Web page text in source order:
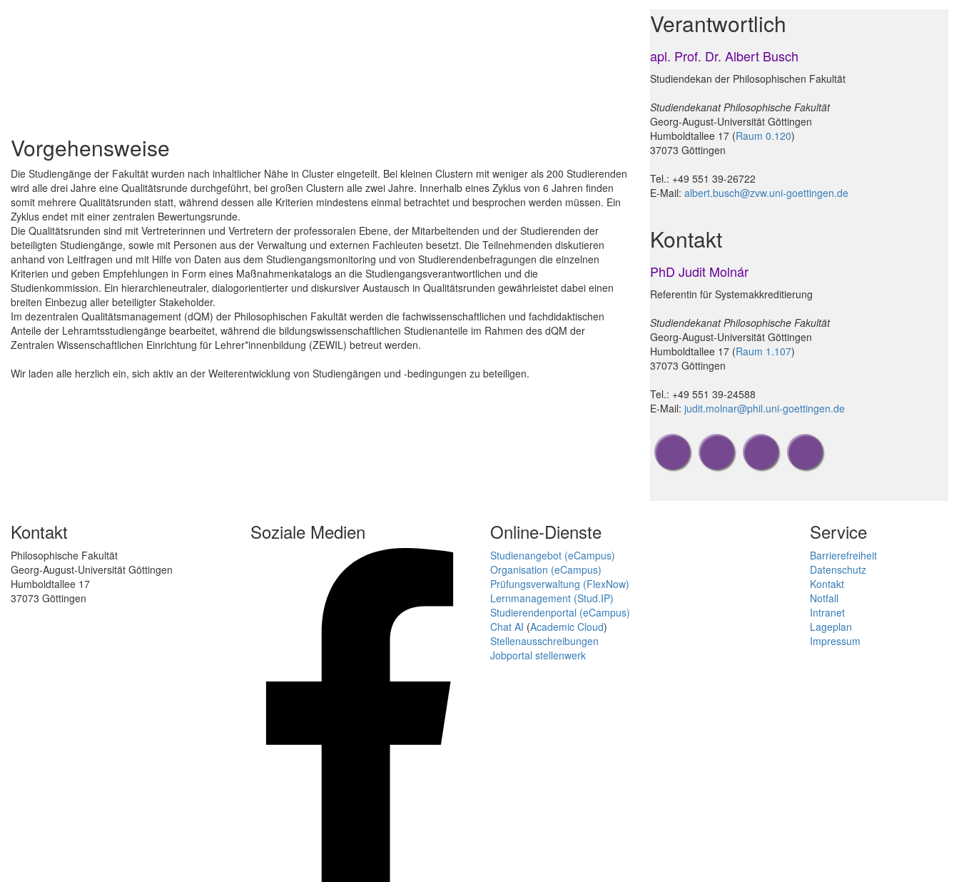
Vorgehensweise
Die Studiengänge der Fakultät wurden nach inhaltlicher Nähe in Cluster eingeteilt. Bei kleinen Clustern mit weniger als 200 Studierenden
wird alle drei Jahre eine Qualitätsrunde durchgeführt, bei großen Clustern alle zwei Jahre. Innerhalb eines Zyklus von 6 Jahren finden
somit mehrere Qualitätsrunden statt, während dessen alle Kriterien mindestens einmal betrachtet und besprochen werden müssen. Ein
Zyklus endet mit einer zentralen Bewertungsrunde.
Die Qualitätsrunden sind mit Vertreterinnen und Vertretern der professoralen Ebene, der Mitarbeitenden und der Studierenden der
beteiligten Studiengänge, sowie mit Personen aus der Verwaltung und externen Fachleuten besetzt. Die Teilnehmenden diskutieren
anhand von Leitfragen und mit Hilfe von Daten aus dem Studiengangsmonitoring und von Studierendenbefragungen die einzelnen
Kriterien und geben Empfehlungen in Form eines Maßnahmenkatalogs an die Studiengangsverantwortlichen und die
Studienkommission. Ein hierarchieneutraler, dialogorientierter und diskursiver Austausch in Qualitätsrunden gewährleistet dabei einen
breiten Einbezug aller beteiligter Stakeholder.
Im dezentralen Qualitätsmanagement (dQM) der Philosophischen Fakultät werden die fachwissenschaftlichen und fachdidaktischen
Anteile der Lehramtsstudiengänge bearbeitet, während die bildungswissenschaftlichen Studienanteile im Rahmen des dQM der
Zentralen Wissenschaftlichen Einrichtung für Lehrer*innenbildung (ZEWIL) betreut werden.
Wir laden alle herzlich ein, sich aktiv an der Weiterentwicklung von Studiengängen und -bedingungen zu beteiligen.
Verantwortlich
apl. Prof. Dr. Albert Busch
Studiendekan der Philosophischen Fakultät
Studiendekanat Philosophische Fakultät
Georg-August-Universität Göttingen
Humboldtallee 17 (Raum 0.120)
37073 Göttingen
Tel.: +49 551 39-26722
E-Mail: albert.busch@zvw.uni-goettingen.de
Kontakt
PhD Judit Molnár
Referentin für Systemakkreditierung
Studiendekanat Philosophische Fakultät
Georg-August-Universität Göttingen
Humboldtallee 17 (Raum 1.107)
37073 Göttingen
Tel.: +49 551 39-24588
E-Mail: judit.molnar@phil.uni-goettingen.de
Kontakt
Philosophische Fakultät
Georg-August-Universität Göttingen
Humboldtallee 17
37073 Göttingen
Soziale Medien Online-Dienste
Studienangebot (eCampus)
Organisation (eCampus)
Prüfungsverwaltung (FlexNow)
Lernmanagement (Stud.IP)
Studierendenportal (eCampus)
Chat AI (Academic Cloud)
Stellenausschreibungen
Jobportal stellenwerk
Service
Barrierefreiheit
Datenschutz
Kontakt
Notfall
Intranet
Lageplan
Impressum